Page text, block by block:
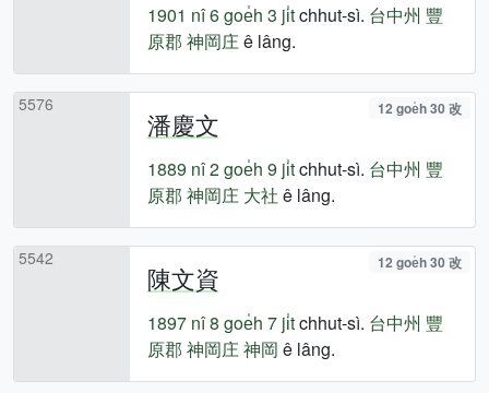
1901 nî6 goe̍h 3 ji̍tchhut-sì. 台中州 豐
原郡 神岡庄ê lâng.
5576
潘慶文 12 goe̍h 30 改
1889 nî2 goe̍h 9 ji̍tchhut-sì. 台中州 豐
原郡 神岡庄 大社 ê lâng.
5542
陳文資 12 goe̍h 30 改
1897 nî8 goe̍h 7 ji̍tchhut-sì. 台中州 豐
原郡 神岡庄神岡 ê lâng.